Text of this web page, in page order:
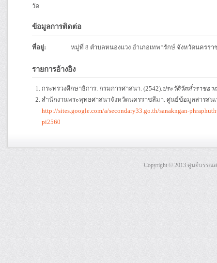
วัด
ข้อมูลการติดต่อ
ที่อยู่: หมู่ที่ 8 ตำบลหนองแวง อำเภอเทพารักษ์ จังหวัดนครรา
รายการอ้างอิง
กระทรวงศึกษาธิการ. กรมการศาสนา. (2542).ประวัติวัตทั่วราชอา
สำนักงานพระพุทธศาสนาจังหวัดนครราชสีมา. ศูนย์ข้อมูลสารสน
http://sites.google.com/a/secondary33.go.th/sanakngan-
pi2560
Copyright © 2013 ศูนย์บรร